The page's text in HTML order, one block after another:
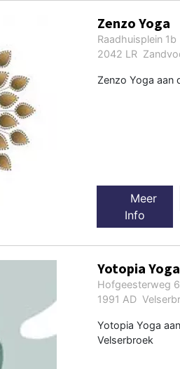
Zenzo Yoga
Raadhuisplein 1b
2042 LR
Zenzo Yoga aan
Meer
Info
Yotopia Yoga
Hofgeesterweg 6
1991 AD
Yotopia Yoga
Velserbroek